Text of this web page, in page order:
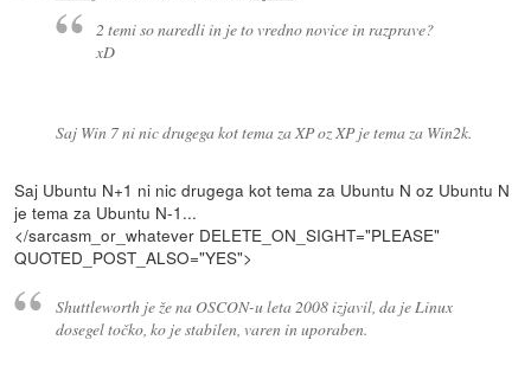
2 temi so naredli in je to vredno novice in razprave?
xD
Saj Win 7 ni nic drugega kot tema za XP oz XP je tema za Win2k.
Saj Ubuntu N+1 ni nic drugega kot tema za Ubuntu N oz Ubuntu N
je tema za Ubuntu N-1...
</sarcasm_or_whatever DELETE_ON_SIGHT="PLEASE"
QUOTED_POST_ALSO="YES">
Shuttleworth je že na OSCON-u leta 2008 izjavil, da je Linux
dosegel točko, ko je stabilen, varen in uporaben.